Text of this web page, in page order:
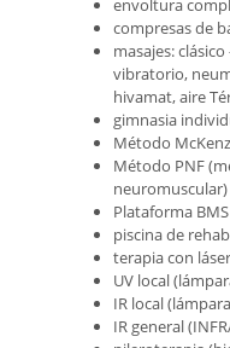
envoltura
compresas de
masajes:
vibratorio,
hivamat, aire
gimnasia
Método
Método PNF
neuromuscular)
Plataforma BMS
piscina de
terapia con láser
UV local
IR local
IR general